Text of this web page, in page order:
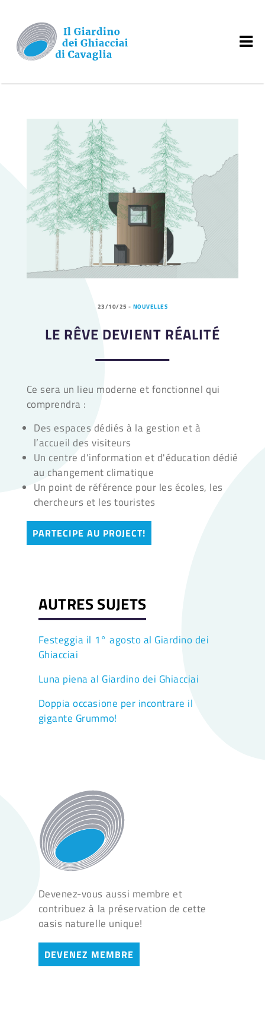
23/10/25 - NOUVELLES
LE RÊVE DEVIENT RÉALITÉ
Ce sera ​un lieu moderne et fonctionnel qui
comprendra :
⁠Des espaces dédiés à la gestion et à
l’accueil des visiteurs
Un centre d'information et d'éducation dédié
au changement climatique
Un point de référence pour les écoles, les
chercheurs et les touristes
PARTECIPE AU PROJECT!
AUTRES SUJETS
Festeggia il 1° agosto al Giardino dei
Ghiacciai
Luna piena al Giardino dei Ghiacciai
Doppia occasione per incontrare il
gigante Grummo!
Devenez-vous aussi membre et
contribuez à la préservation de cette
oasis naturelle unique!
DEVENEZ MEMBRE